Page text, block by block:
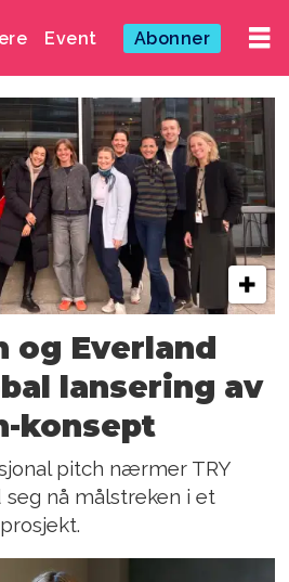
Event Abonner
og Everland
lansering av
konsept
pitch nærmer TRY
seg nå målstreken i et